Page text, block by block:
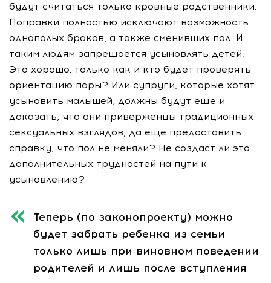
будут считаться только кровные родственники.
Поправки полностью исключают возможность
однополых браков, а также сменивших пол. И
таким людям запрещается усыновлять детей.
Это хорошо, только как и кто будет проверять
ориентацию пары? Или супруги, которые хотят
усыновить малышей, должны будут еще и
доказать, что они приверженцы традиционных
сексуальных взглядов, да еще предоставить
справку, что пол не меняли? Не создаст ли это
дополнительных трудностей на пути к
усыновлению?
Теперь (по законопроекту) можно
будет забрать ребенка из семьи
только лишь при виновном поведении
родителей и лишь после вступления